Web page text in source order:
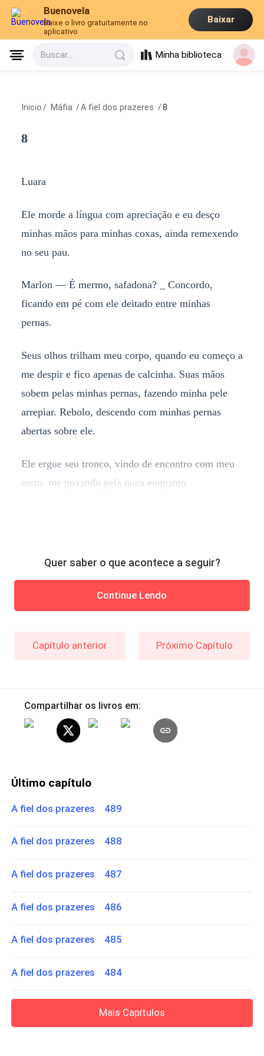
Buenovela
Baixe o livro gratuitamente no
aplicativo
Baixar
Buscar... Minha biblioteca
Inicio / Máfia /A fiel dos prazeres /8
8
Luara
Ele morde a língua com apreciação e eu desço
minhas mãos para minhas coxas, ainda remexendo
no seu pau.
Marlon — É mermo, safadona? _ Concordo,
ficando em pé com ele deitado entre minhas
pernas.
Seus olhos trilham meu corpo, quando eu começo a
me despir e fico apenas de calcinha. Suas mãos
sobem pelas minhas pernas, fazendo minha pele
arrepiar. Rebolo, descendo com minhas pernas
abertas sobre ele.
Ele ergue seu tronco, vindo de encontro com meu
rosto, me puxando pela nuca enquanto
Quer saber o que acontece a seguir?
Continue Lendo
Capítulo anterior Próximo Capítulo
Compartilhar os livros em:
Último capítulo
A fiel dos prazeres 489
A fiel dos prazeres 488
A fiel dos prazeres 487
A fiel dos prazeres 486
A fiel dos prazeres 485
A fiel dos prazeres 484
Mais Capítulos